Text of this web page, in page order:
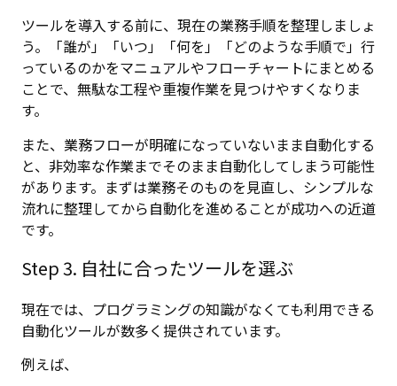
ツールを導入する前に、現在の業務手順を整理しましょ
う。「誰が」「いつ」「何を」「どのような手順で」行
っているのかをマニュアルやフローチャートにまとめる
ことで、無駄な工程や重複作業を見つけやすくなりま
す。
また、業務フローが明確になっていないまま自動化する
と、非効率な作業までそのまま自動化してしまう可能性
があります。まずは業務そのものを見直し、シンプルな
流れに整理してから自動化を進めることが成功への近道
です。
Step 3. 自社に合ったツールを選ぶ
現在では、プログラミングの知識がなくても利用できる
自動化ツールが数多く提供されています。
例えば、